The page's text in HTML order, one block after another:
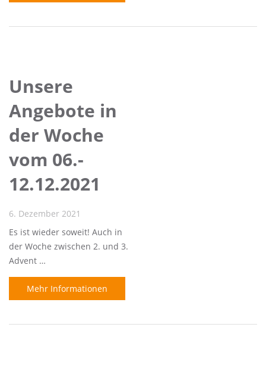
Unsere
Angebote in
der Woche
vom 06.-
12.12.2021
6. Dezember 2021
Es ist wieder soweit! Auch in
der Woche zwischen 2. und 3.
Advent …
Mehr Informationen